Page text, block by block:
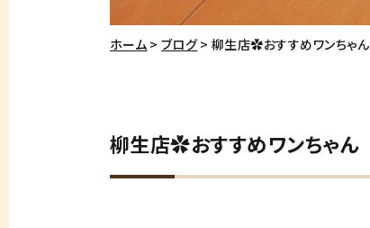
ホーム ブログ 柳生店✿おすすめワンちゃん
柳生店✿おすすめワンちゃん